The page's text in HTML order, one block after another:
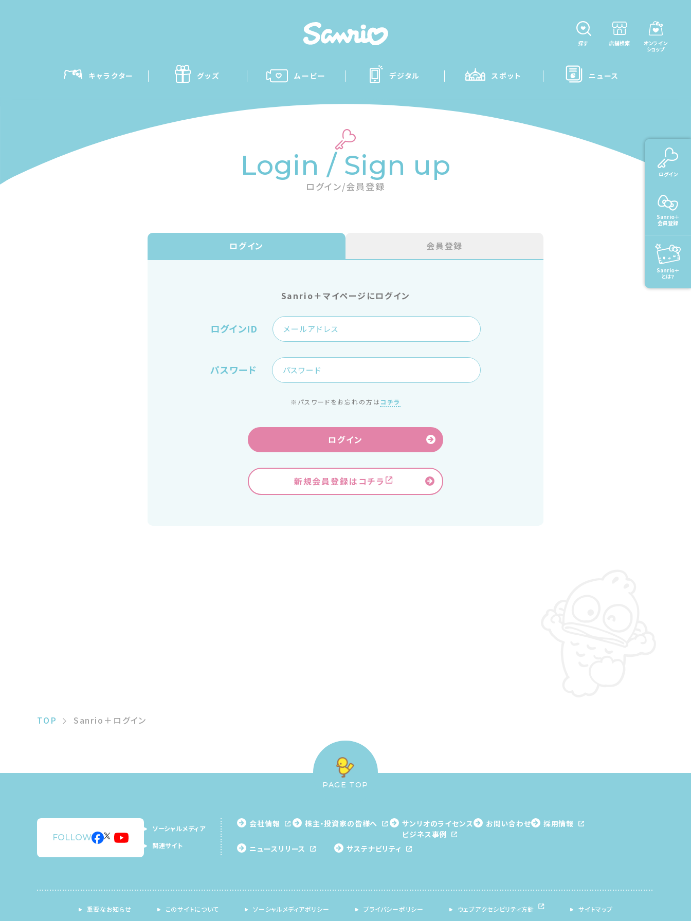
ログイン
Sanrio＋
会員登録
Sanrio＋
とは？
探す 店舗検索
オンライン
ショップ
キャラクター グッズ ムービー デジタル スポット ニュース
Login / Sign up
ログイン/会員登録
ログイン 会員登録
Sanrio＋マイページにログイン
ログインID
パスワード
※パスワードをお忘れの方は コチラ
ログイン
新規会員登録はコチラ
TOP Sanrio＋ログイン
PAGE TOP
FOLLOW
ソーシャルメディア
関連サイト
会社情報 株主・投資家の皆様へ
サンリオのライセンス
ビジネス事例
お問い合わせ 採用情報
ニュースリリース サステナビリティ
重要なお知らせ このサイトについて ソーシャルメディアポリシー プライバシーポリシー ウェブアクセシビリティ方針 サイトマップ